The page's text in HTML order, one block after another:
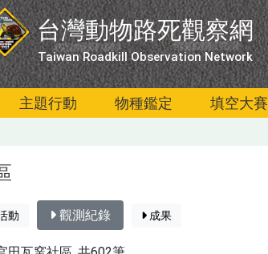
台灣動物路死觀察網
Taiwan Roadkill Observation Network
主題行動 物種鑑定 填空大賽
動 觀測紀錄 成果